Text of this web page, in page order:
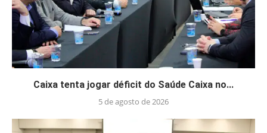
Caixa tenta jogar déficit do Saúde Caixa no...
5 de agosto de 2026